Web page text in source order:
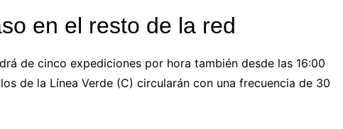
en el resto de la red
de cinco expediciones por hora también desde las 16:00
de la Línea Verde (C) circularán con una frecuencia de 30